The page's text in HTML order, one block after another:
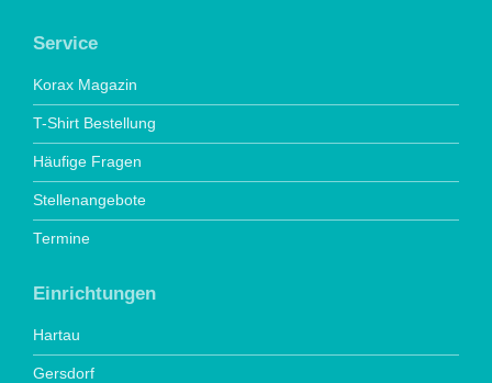
Service
Korax Magazin
T-Shirt Bestellung
Häufige Fragen
Stellenangebote
Termine
Einrichtungen
Hartau
Gersdorf